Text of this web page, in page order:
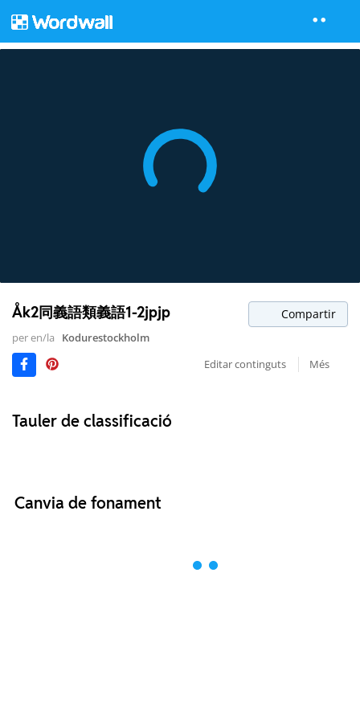
Åk2同義語類義語1-2jpjp Compartir
per en/la
Kodurestockholm
Editar continguts
Més
Tauler de classificació
Canvia de fonament